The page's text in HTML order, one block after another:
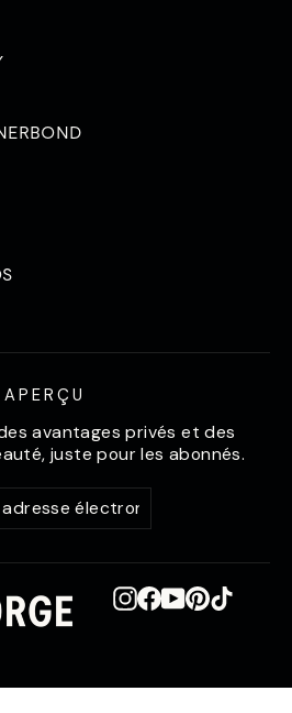
avantages privés et des
juste pour les abonnés.
Instagram
Facebook
YouTube
Pinterest
TikTok